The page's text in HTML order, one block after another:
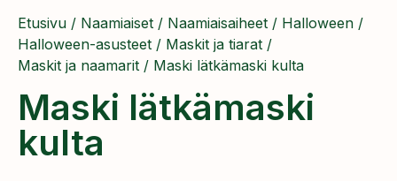
Etusivu / Naamiaiset / Naamiaisaiheet / Halloween /
Halloween-asusteet / Maskit ja tiarat /
Maskit ja naamarit / Maski lätkämaski kulta
Maski lätkämaski
kulta